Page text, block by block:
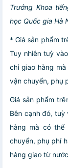
Trưởng Khoa
học Quốc gia Hà
* Giá sản phẩm
Tuy nhiên tuỳ
chỉ giao hàng
vận chuyển, phụ
Giá sản phẩm
Bên cạnh đó, tuỳ
hàng mà có
chuyển, phụ phí
hàng giao từ